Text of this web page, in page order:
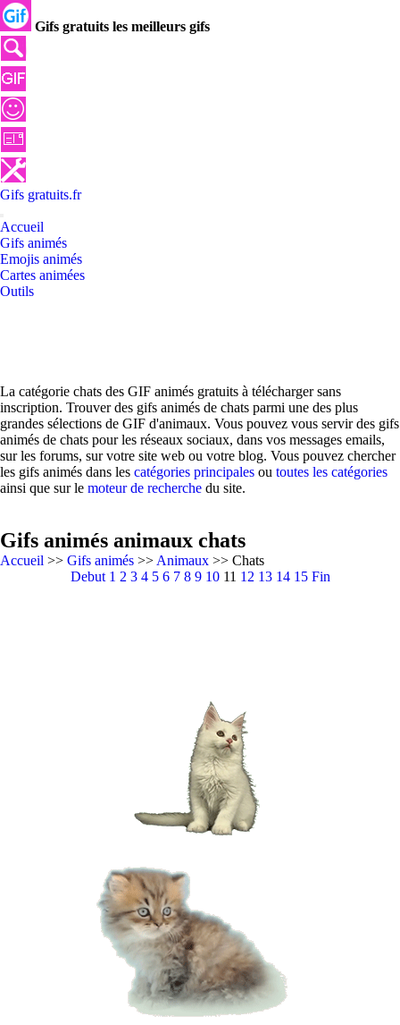
Gifs gratuits les meilleurs gifs
Gifs gratuits.fr
Accueil
Gifs animés
Emojis animés
Cartes animées
Outils
La catégorie chats des GIF animés gratuits à télécharger sans
inscription. Trouver des gifs animés de chats parmi une des plus
grandes sélections de GIF d'animaux. Vous pouvez vous servir des gifs
animés de chats pour les réseaux sociaux, dans vos messages emails,
sur les forums, sur votre site web ou votre blog. Vous pouvez chercher
les gifs animés dans les catégories principales ou toutes les catégories
ainsi que sur le moteur de recherche du site.
Gifs animés animaux chats
Accueil >> Gifs animés >> Animaux >> Chats
Debut 1 2 3 4 5 6 7 8 9 10 11 12 13 14 15 Fin